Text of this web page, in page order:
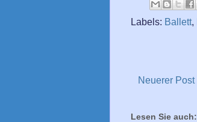
Labels: Ballett,
Neuerer Post
Lesen Sie auch: